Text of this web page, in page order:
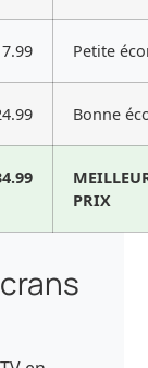
Petite
Bonne
PRIX